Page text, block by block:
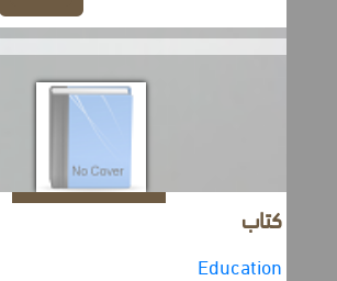
Education